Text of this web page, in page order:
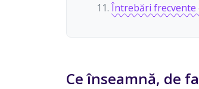
Întrebări frecvente
Ce înseamnă, de